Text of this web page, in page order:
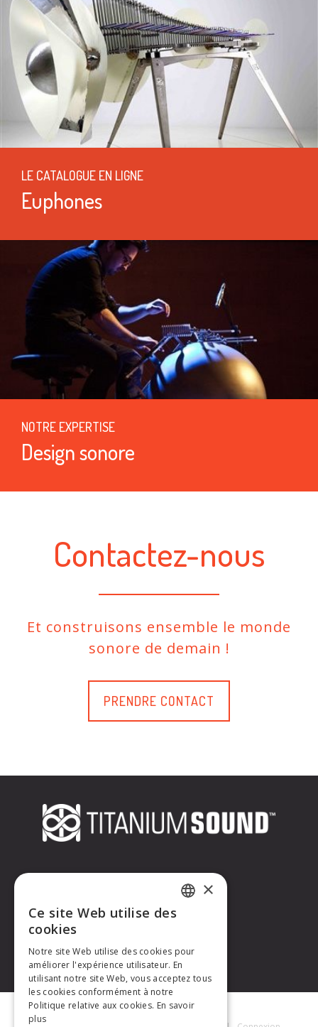
LE CATALOGUE EN LIGNE
Euphones
NOTRE EXPERTISE
Design sonore
Contactez-nous
Et construisons ensemble le monde
sonore de demain !
PRENDRE CONTACT
CONTACTEZ-NOUS
Titanium Sound
Tél. : +33 (0)6 32 67 07 96
E-mail :contact@titaniumsound.fr
ENGLISH
×
Ce site Web utilise des
cookies
Notre site Web utilise des cookies pour
améliorer l'expérience utilisateur. En
utilisant notre site Web, vous acceptez tous
les cookies conformément à notre
Politique relative aux cookies. En savoir
plus